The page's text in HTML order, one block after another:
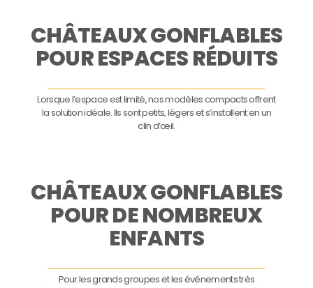
CHÂTEAUX GONFLABLES
POUR ESPACES RÉDUITS
Lorsque l’espace est limité, nos modèles compacts offrent
la solution idéale. Ils sont petits, légers et s’installent en un
clin d’œil.
CHÂTEAUX GONFLABLES
POUR DE NOMBREUX
ENFANTS
Pour les grands groupes et les événements très